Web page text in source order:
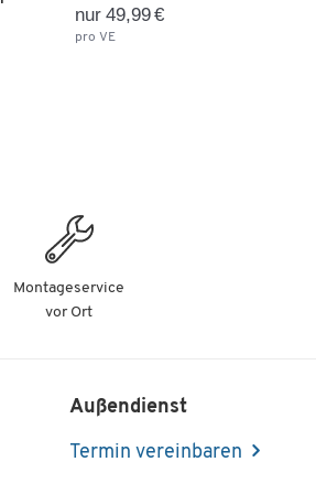
nur 49,99 €
pro VE
Montageservice
vor Ort
Außendienst
Termin vereinbaren